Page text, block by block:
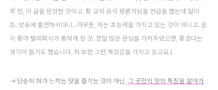
루 전, 이 글을 완성한 것이고. 황 교익 음식 평론가님을 언급을 했는데 말이
죠. 방송에 출연하시다니...아무튼, 저는 초능력을 가지고 있는 것이 아니고. 운
이 좋아 텔레파시가 통하게 된 것. 정말 많은 관심을 가져주었으면, 좋겠다는
생각이 들기도 했습니다. 저 또한 그런 책임감을 가지고 있고요.)
-> 단순히 혀가 느끼는 맛을 즐기는 것이 아닌, 그 곳만의 맛의 특징을 알아가